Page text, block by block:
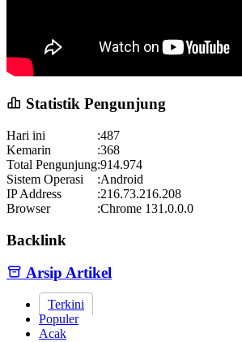
Statistik Pengunjung
Hari ini :487
Kemarin
:368
Total Pengunjung:914.974
Sistem Operasi
:Android
IP Address
:216.73.216.208
Browser
:Chrome 131.0.0.0
Backlink
Arsip Artikel
Terkini
Populer
Acak